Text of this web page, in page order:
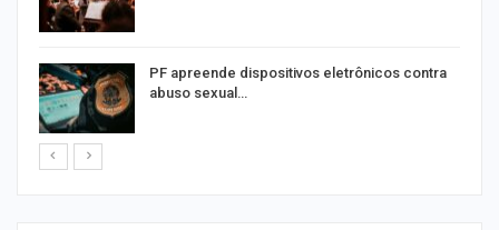
PF apreende dispositivos eletrônicos contra
abuso sexual…